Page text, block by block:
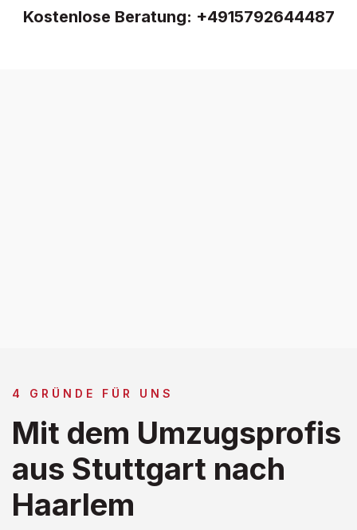
Kostenlose Beratung: +4915792644487
4 GRÜNDE FÜR UNS
Mit dem Umzugsprofis
aus Stuttgart nach
Haarlem